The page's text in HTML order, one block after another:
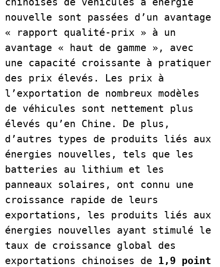
nouvelle sont passées d’un avantage
« rapport qualité-prix » à un
avantage « haut de gamme », avec
une capacité croissante à pratiquer
des prix élevés. Les prix à
l’exportation de nombreux modèles
de véhicules sont nettement plus
élevés qu’en Chine. De plus,
d’autres types de produits liés aux
énergies nouvelles, tels que les
batteries au lithium et les
panneaux solaires, ont connu une
croissance rapide de leurs
exportations, les produits liés aux
énergies nouvelles ayant stimulé le
taux de croissance global des
exportations chinoises de 1,9 point